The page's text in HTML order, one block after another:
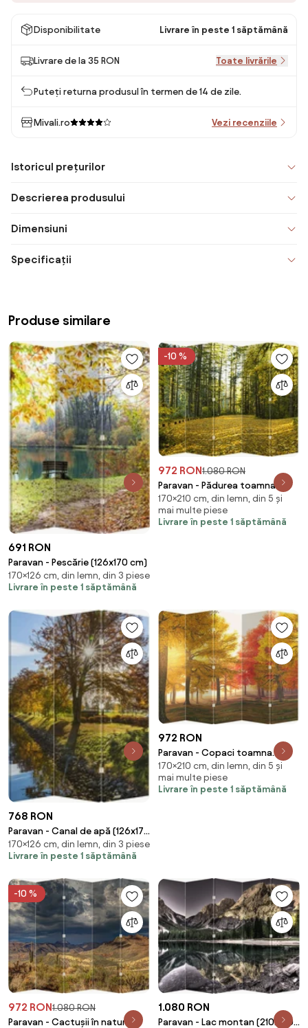
Disponibilitate Livrare în peste 1 săptămână
Livrare de la 35 RON Toate livrările
Puteți returna produsul în termen de 14 de zile.
Mivali.ro Vezi recenziile
Istoricul prețurilor
Descrierea produsului
Dimensiuni
Specificații
Produse similare
691 RON
Paravan - Pescărie (126x170 cm)
170×126 cm, din lemn, din 3 piese
Livrare în peste 1 săptămână
-10 %
972 RON1.080 RON
Paravan - Pădurea toamna
(210x170 cm)
170×210 cm, din lemn, din 5 și
mai multe piese
Livrare în peste 1 săptămână
768 RON
Paravan - Canal de apă (126x170
cm)
170×126 cm, din lemn, din 3 piese
Livrare în peste 1 săptămână
972 RON
Paravan - Copaci toamna
(210x170 cm)
170×210 cm, din lemn, din 5 și
mai multe piese
Livrare în peste 1 săptămână
-10 %
972 RON1.080 RON
Paravan - Cactușii în natură
1.080 RON
Paravan - Lac montan (210x170